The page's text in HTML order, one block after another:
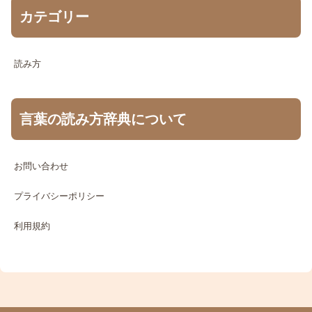
カテゴリー
読み方
言葉の読み方辞典について
お問い合わせ
プライバシーポリシー
利用規約